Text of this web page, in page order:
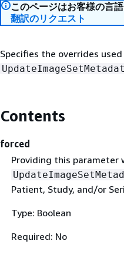
このページはお客様の言
翻訳のリクエスト
Specifies the overrides
Contents
forced
Providing this
Patient, Study, and/or
Type: Boolean
Required: No